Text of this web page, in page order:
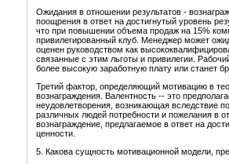
Ожидания в отношении результатов -
поощрения в ответ на достигнутый уровень
что при повышении объема продаж на 15%
привилегированный клуб. Менеджер может
оценен руководством как
связанные с этим льготы и привилегии.
более высокую заработную плату или станет
Третий фактор, определяющий мотивацию в
вознаграждения. Валентность -- это
неудовлетворения, возникающая вследствие
различных людей потребности и пожелания в
вознаграждение, предлагаемое в ответ на
ценности.
5. Какова сущность мотивационной модели,